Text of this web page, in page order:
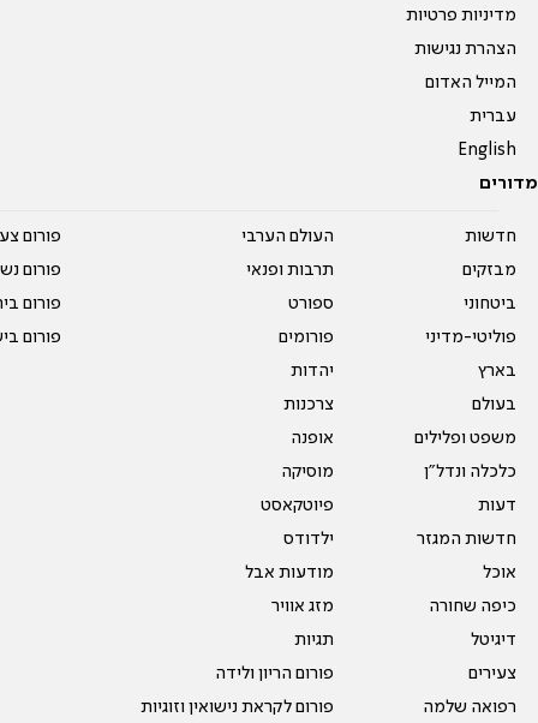
מדיניות פרטיות
הצהרת נגישות
המייל האדום
עברית
English
מדורים
חדשות
מבזקים
ביטחוני
פוליטי-מדיני
בארץ
בעולם
משפט ופלילים
כלכלה ונדל"ן
דעות
חדשות המגזר
אוכל
כיפה שחורה
דיגיטל
צעירים
רפואה שלמה
העולם הערבי
תרבות ופנאי
ספורט
פורומים
יהדות
צרכנות
אופנה
מוסיקה
פיוטקאסט
ילדודס
מודעות אבל
מזג אוויר
תגיות
פורום הריון ולידה
פורום לקראת נישואין וזוגיות
פורום
פורום
פורום
פורום